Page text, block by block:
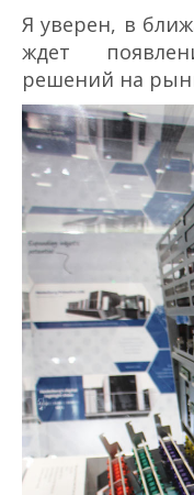
Я уверен, в
ждет
решений на